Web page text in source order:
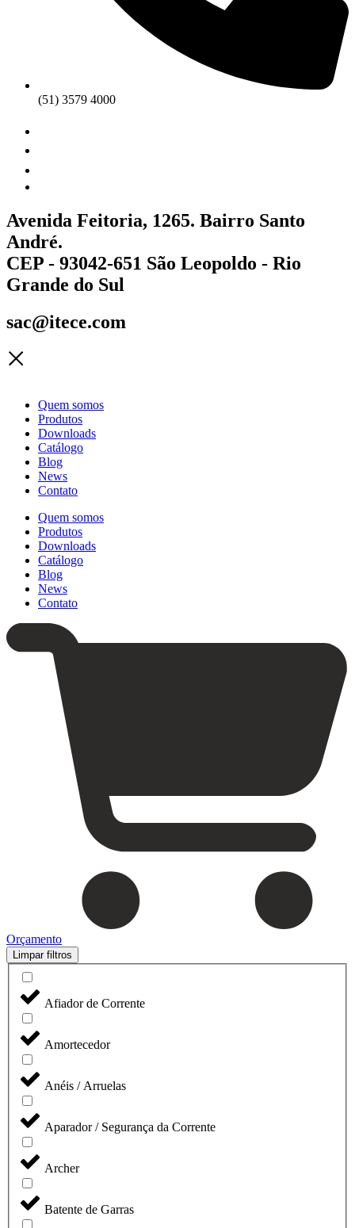
(51) 3579 4000
Avenida Feitoria, 1265. Bairro Santo
André.
CEP - 93042-651 São Leopoldo - Rio
Grande do Sul
sac@itece.com
Quem somos
Produtos
Downloads
Catálogo
Blog
News
Contato
Quem somos
Produtos
Downloads
Catálogo
Blog
News
Contato
Orçamento
Limpar filtros
Afiador de Corrente
Amortecedor
Anéis / Arruelas
Aparador / Segurança da Corrente
Archer
Batente de Garras